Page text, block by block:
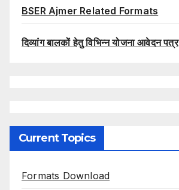
BSER Ajmer Related Formats
दिव्यांग बालकों हेतु विभिन्न योजना आवेदन पत्र
Current Topics
Formats Download